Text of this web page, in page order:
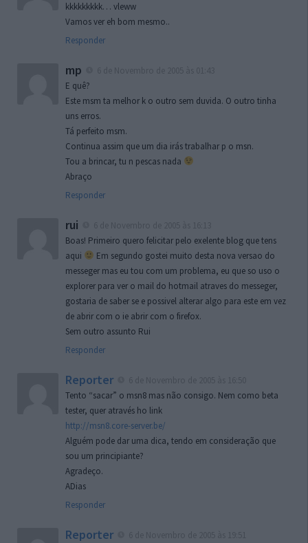
kkkkkkkkk… vleww
Vamos ver eh bom mesmo..
Responder
mp
E quê?
Este msm ta melhor k o outro sem duvida. O outro tinha
uns erros.
Tá perfeito msm.
Continua assim que um dia irás trabalhar p o msn.
Tou a brincar, tu n pescas nada
Abraço
Responder
rui
Boas! Primeiro quero felicitar pelo exelente blog que tens
aqui
Em segundo gostei muito desta nova versao do
messeger mas eu tou com um problema, eu que so uso o
explorer para ver o mail do hotmail atraves do messeger,
gostaria de saber se e possivel alterar algo para este em vez
de abrir com o ie abrir com o firefox.
Sem outro assunto Rui
Responder
Reporter
Tento “sacar” o msn8 mas não consigo. Nem como beta
tester, quer através ho link
http://msn8.core-server.be/
Alguém pode dar uma dica, tendo em consideração que
sou um principiante?
Agradeço.
ADias
Responder
Reporter